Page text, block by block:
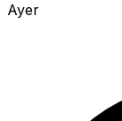
Ayer